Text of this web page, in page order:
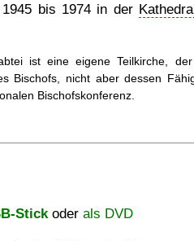
bis 1974 in der
ist eine eigene Teilkirche,
Bischofs, nicht aber dessen
Bischofskonferenz.
Stickoder als DVD